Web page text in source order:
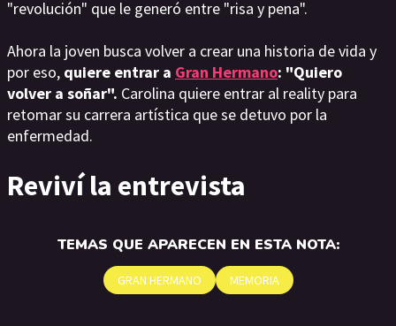
"revolución" que le generó entre "risa y pena".
Ahora la joven busca volver a crear una historia de vida y
por eso, quiere entrar a Gran Hermano: "Quiero
volver a soñar". Carolina quiere entrar al reality para
retomar su carrera artística que se detuvo por la
enfermedad.
Reviví la entrevista
TEMAS QUE APARECEN EN ESTA NOTA:
GRAN HERMANO MEMORIA